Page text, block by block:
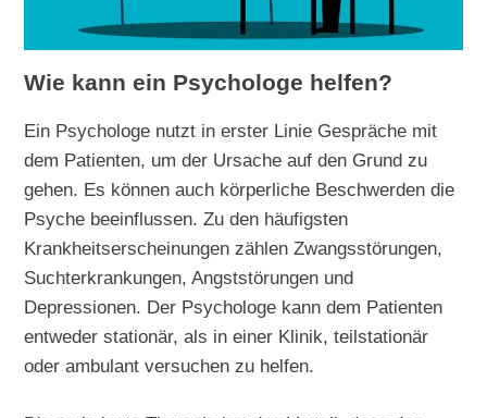
Wie kann ein Psychologe helfen?
Ein Psychologe nutzt in erster Linie Gespräche mit
dem Patienten, um der Ursache auf den Grund zu
gehen. Es können auch körperliche Beschwerden die
Psyche beeinflussen. Zu den häufigsten
Krankheitserscheinungen zählen Zwangsstörungen,
Suchterkrankungen, Angststörungen und
Depressionen. Der Psychologe kann dem Patienten
entweder stationär, als in einer Klinik, teilstationär
oder ambulant versuchen zu helfen.